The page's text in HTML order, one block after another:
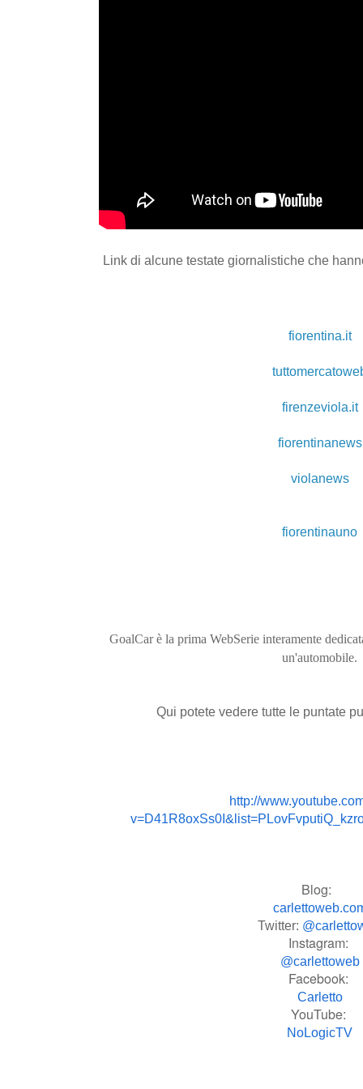
Link di alcune testate giornalistiche che
fiorentina.it
firenzeviola.it
fiorentinanews
violanews
fiorentinauno
GoalCar è la prima WebSerie interamente
un'automobile.
Qui potete vedere tutte le puntate
http://
Blog:
Twitter:
Instagram:
@carlettoweb
Facebook:
Carletto
YouTube:
NoLogicTV